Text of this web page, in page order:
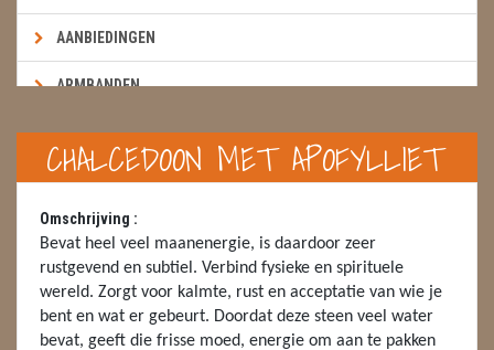
AANBIEDINGEN
ARMBANDEN
BOEKEN & KAARTEN E.A.R.T.H.
BOLLEN
BROEKZAKSTENEN
CADEAUBONNEN
DIERTJES
CHALCEDOON MET APOFYLLIET
Omschrijving :
Bevat heel veel maanenergie, is daardoor zeer
rustgevend en subtiel. Verbind fysieke en spirituele
wereld. Zorgt voor kalmte, rust en acceptatie van wie je
bent en wat er gebeurt. Doordat deze steen veel water
bevat, geeft die frisse moed, energie om aan te pakken